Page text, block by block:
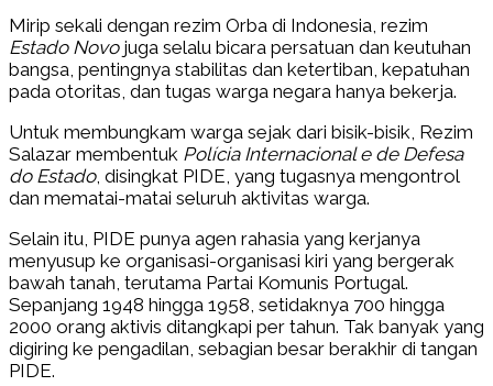
Mirip sekali dengan rezim Orba di Indonesia, rezim
Estado Novojuga selalu bicara persatuan dan keutuhan
bangsa, pentingnya stabilitas dan ketertiban, kepatuhan
pada otoritas, dan tugas warga negara hanya bekerja.
Untuk membungkam warga sejak dari bisik-bisik, Rezim
Salazar membentuk Polícia Internacional e de Defesa
do Estado, disingkat PIDE, yang tugasnya mengontrol
dan mematai-matai seluruh aktivitas warga.
Selain itu, PIDE punya agen rahasia yang kerjanya
menyusup ke organisasi-organisasi kiri yang bergerak
bawah tanah, terutama Partai Komunis Portugal.
Sepanjang 1948 hingga 1958, setidaknya 700 hingga
2000 orang aktivis ditangkapi per tahun. Tak banyak yang
digiring ke pengadilan, sebagian besar berakhir di tangan
PIDE.